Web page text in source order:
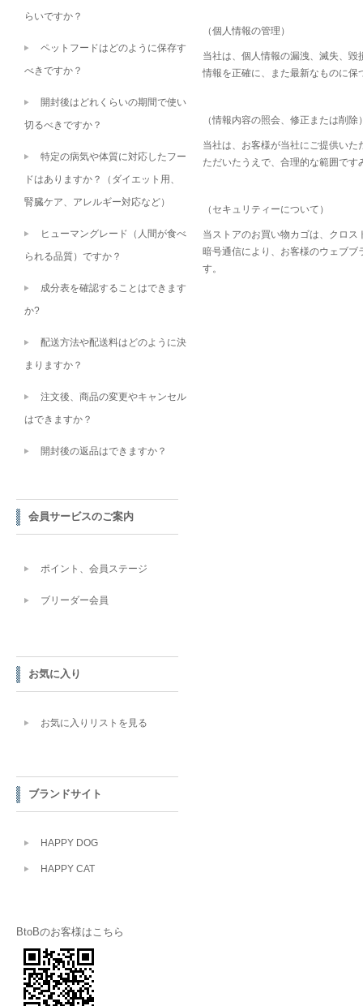
（個人情報の管理）
当社は、個人情報の漏洩、滅失、
情報を正確に、また最新なものに
（情報内容の照会、修正または削除
当社は、お客様が当社にご提供い
ただいたうえで、合理的な範囲で
（セキュリティーについて）
当ストアのお買い物カゴは、クロ
暗号通信により、お客様のウェブ
す。
らいですか？
ペットフードはどのように保存す
べきですか？
開封後はどれくらいの期間で使い
切るべきですか？
特定の病気や体質に対応したフー
ドはありますか？（ダイエット用、
腎臓ケア、アレルギー対応など）
ヒューマングレード（人間が食べ
られる品質）ですか？
成分表を確認することはできます
か?
配送方法や配送料はどのように決
まりますか？
注文後、商品の変更やキャンセル
はできますか？
開封後の返品はできますか？
会員サービスのご案内
ポイント、会員ステージ
ブリーダー会員
お気に入り
お気に入りリストを見る
ブランドサイト
HAPPY DOG
HAPPY CAT
BtoBのお客様はこちら